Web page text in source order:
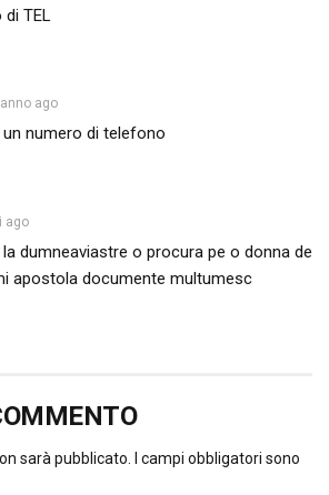
TEL
ago
numero di telefono
ago
dumneaviastre o procura pe o donna de
apostola documente multumesc
sarà pubblicato.
I campi obbligatori sono